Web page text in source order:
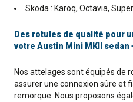
Skoda : Karoq, Octavia,
Des rotules de qualité pour
votre Austin Mini MKII sedan
Nos attelages sont équipés de
assurer une connexion sûre et
remorque. Nous proposons